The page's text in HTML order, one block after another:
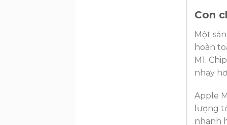
Con
Một
hoàn
M1.
nhạy
Apple
lượng
nhanh